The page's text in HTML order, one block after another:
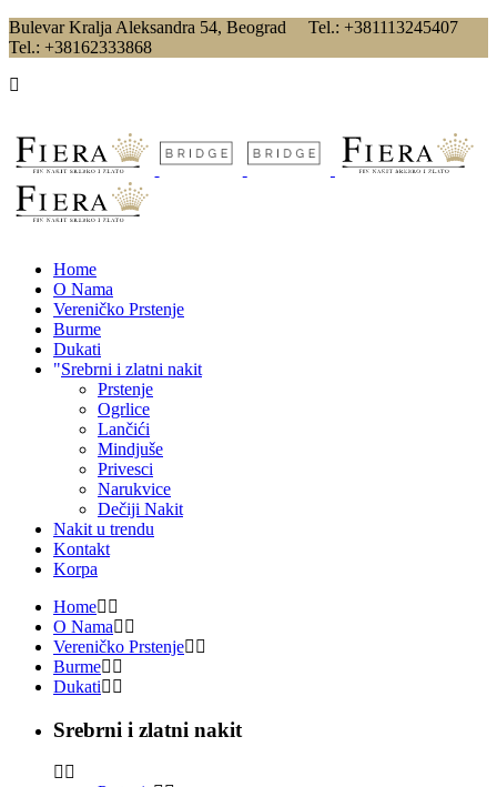
Bulevar Kralja Aleksandra 54, Beograd Tel.: +381113245407
Tel.: +38162333868
Home
O Nama
Vereničko Prstenje
Burme
Dukati
Srebrni i zlatni nakit
Prstenje
Ogrlice
Lančići
Mindjuše
Privesci
Narukvice
Dečiji Nakit
Nakit u trendu
Kontakt
Korpa
Home
O Nama
Vereničko Prstenje
Burme
Dukati
Srebrni i zlatni nakit